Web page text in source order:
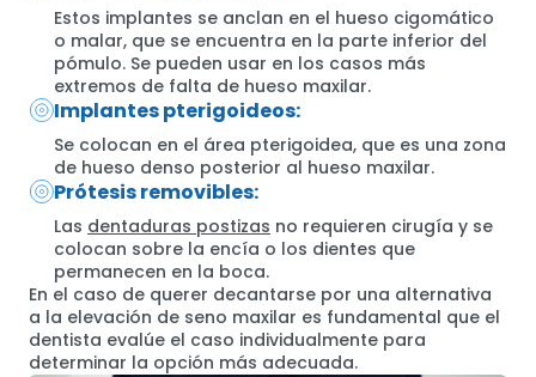
Estos implantes se anclan en el hueso cigomático
o malar, que se encuentra en la parte inferior del
pómulo. Se pueden usar en los casos más
extremos de falta de hueso maxilar.
Implantes pterigoideos:
Se colocan en el área pterigoidea, que es una zona
de hueso denso posterior al hueso maxilar.
Prótesis removibles:
Las dentaduras postizas no requieren cirugía y se
colocan sobre la encía o los dientes que
permanecen en la boca.
En el caso de querer decantarse por una alternativa
a la elevación de seno maxilar es fundamental que el
dentista evalúe el caso individualmente para
determinar la opción más adecuada.